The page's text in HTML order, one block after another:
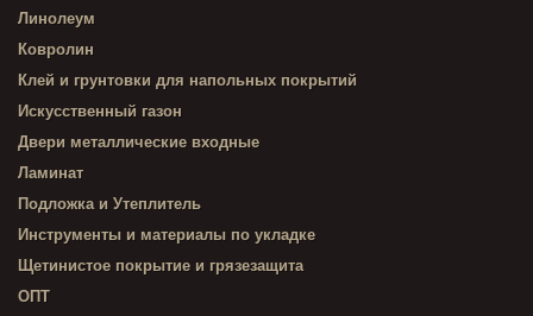
Линолеум
Ковролин
Клей и грунтовки для напольных покрытий
Искусственный газон
Двери металлические входные
Ламинат
Подложка и Утеплитель
Инструменты и материалы по укладке
Щетинистое покрытие и грязезащита
ОПТ